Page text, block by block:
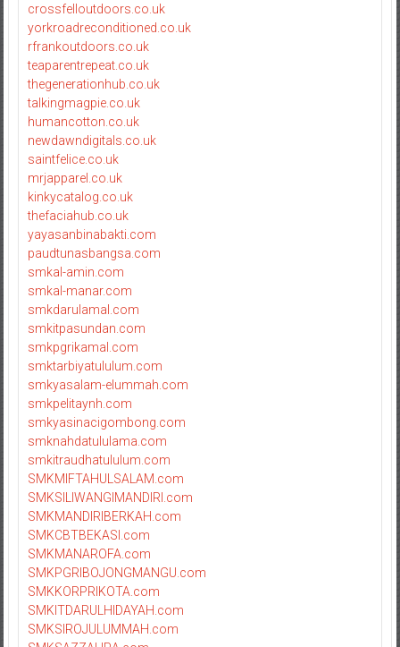
crossfelloutdoors.co.uk
yorkroadreconditioned.co.uk
rfrankoutdoors.co.uk
teaparentrepeat.co.uk
thegenerationhub.co.uk
talkingmagpie.co.uk
humancotton.co.uk
newdawndigitals.co.uk
saintfelice.co.uk
mrjapparel.co.uk
kinkycatalog.co.uk
thefaciahub.co.uk
yayasanbinabakti.com
paudtunasbangsa.com
smkal-amin.com
smkal-manar.com
smkdarulamal.com
smkitpasundan.com
smkpgrikamal.com
smktarbiyatululum.com
smkyasalam-elummah.com
smkpelitaynh.com
smkyasinacigombong.com
smknahdatululama.com
smkitraudhatululum.com
SMKMIFTAHULSALAM.com
SMKSILIWANGIMANDIRI.com
SMKMANDIRIBERKAH.com
SMKCBTBEKASI.com
SMKMANAROFA.com
SMKPGRIBOJONGMANGU.com
SMKKORPRIKOTA.com
SMKITDARULHIDAYAH.com
SMKSIROJULUMMAH.com